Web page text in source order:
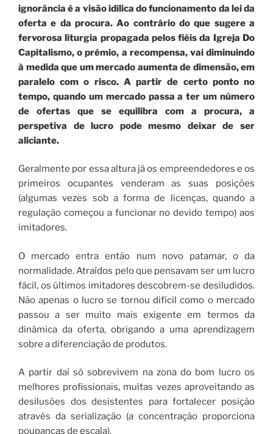
ignorância é a visão idílica do funcionamento da lei da
oferta e da procura. Ao contrário do que sugere a
fervorosa liturgia propagada pelos fiéis da Igreja Do
Capitalismo, o prémio, a recompensa, vai diminuindo
à medida que um mercado aumenta de dimensão, em
paralelo com o risco. A partir de certo ponto no
tempo, quando um mercado passa a ter um número
de ofertas que se equilibra com a procura, a
perspetiva de lucro pode mesmo deixar de ser
aliciante.
Geralmente por essa altura já os empreendedores e os
primeiros ocupantes venderam as suas posições
(algumas vezes sob a forma de licenças, quando a
regulação começou a funcionar no devido tempo) aos
imitadores.
O mercado entra então num novo patamar, o da
normalidade. Atraídos pelo que pensavam ser um lucro
fácil, os últimos imitadores descobrem-se desiludidos.
Não apenas o lucro se tornou difícil como o mercado
passou a ser muito mais exigente em termos da
dinâmica da oferta, obrigando a uma aprendizagem
sobre a diferenciação de produtos.
A partir daí só sobrevivem na zona do bom lucro os
melhores profissionais, muitas vezes aproveitando as
desilusões dos desistentes para fortalecer posição
através da serialização (a concentração proporciona
poupanças de escala).